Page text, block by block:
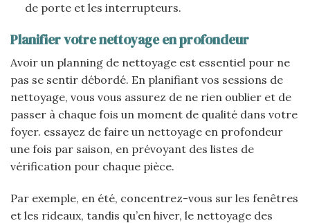
de porte et les interrupteurs.
Planifier votre nettoyage en profondeur
Avoir un planning de nettoyage est essentiel pour ne
pas se sentir débordé. En planifiant vos sessions de
nettoyage, vous vous assurez de ne rien oublier et de
passer à chaque fois un moment de qualité dans votre
foyer. essayez de faire un nettoyage en profondeur
une fois par saison, en prévoyant des listes de
vérification pour chaque pièce.
Par exemple, en été, concentrez-vous sur les fenêtres
et les rideaux, tandis qu’en hiver, le nettoyage des